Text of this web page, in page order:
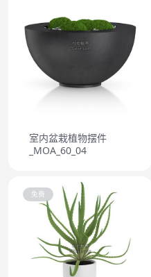
室内盆栽植物摆件
_MOA_60_04
免费